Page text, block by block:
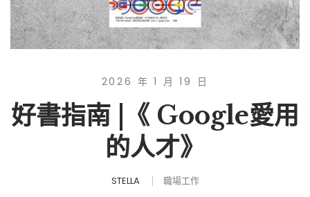
2026 年 1 月 19 日
好書指南 |《 Google愛用
的人才》
STELLA 職場工作